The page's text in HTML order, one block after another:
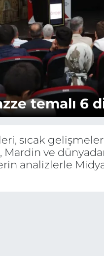
temalı 6
sıcak
Mardin ve
analizlerle